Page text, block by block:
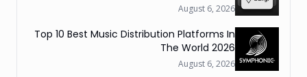
August 6, 2026
Top 10 Best Music Distribution Platforms In
The World 2026
August 6, 2026